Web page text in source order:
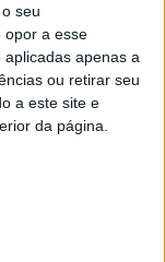
seu
opor a esse
apenas a
ou retirar seu
a este site e
da página.